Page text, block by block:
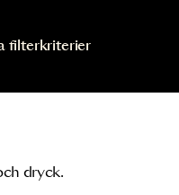
filterkriterier
dryck.